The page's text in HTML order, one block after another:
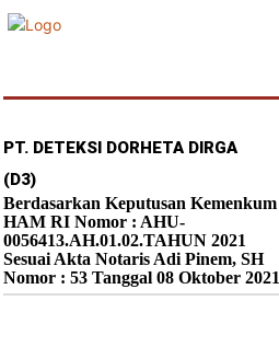
PT. DETEKSI DORHETA DIRGA
(D3)
Berdasarkan Keputusan Kemenkum
HAM RI Nomor : AHU-
0056413.AH.01.02.TAHUN 2021
Sesuai Akta Notaris Adi Pinem, SH
Nomor : 53 Tanggal 08 Oktober 2021